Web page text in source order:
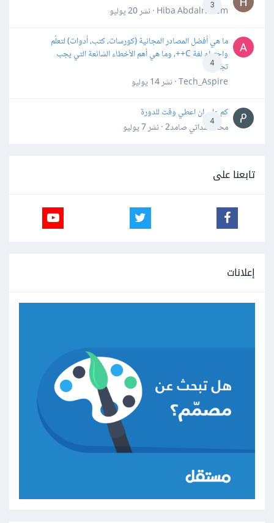
3
Hiba Abdalrheem · نشر
20 يوليو
4
ما هي أفضل المصادر المجانية (كورسات، كتب، أدوات) لتعلّم
واحترام لغة C++، وما هي أهم الأخطاء الشائعة التي يجب
تجنبها؟
Tech_Aspire · نشر
14 يوليو
4
كم علي ان اعطي وقت للدورة
محمد سداتي صامد2 · نشر
7 يوليو
تابعنا على
إعلانات